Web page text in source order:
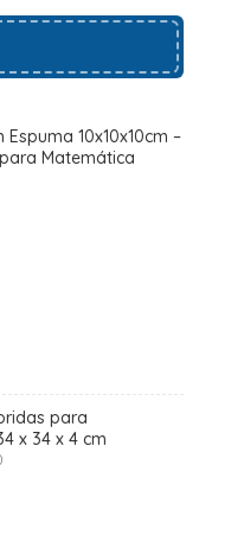
10x10x10cm –
Matemática
para
x 34 x 4 cm